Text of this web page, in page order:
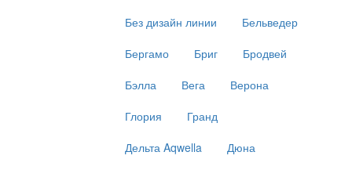
Без дизайн линии
Бельведер
Бергамо
Бриг
Бродвей
Бэлла
Вега
Верона
Глория
Гранд
Дельта Aqwella
Дюна